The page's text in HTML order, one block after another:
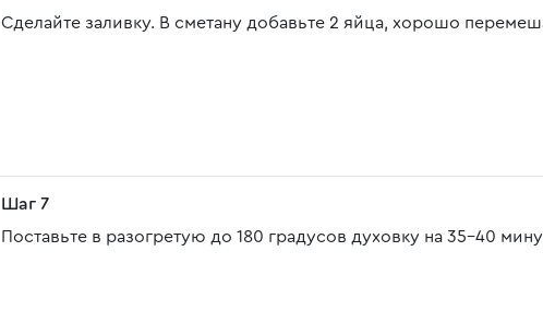
Сделайте заливку. В сметану добавьте 2 яйца, хорошо
Шаг 7
Поставьте в разогретую до 180 градусов духовку на 35-40